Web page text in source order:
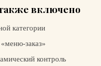
включено
категории
заказ»
контроль